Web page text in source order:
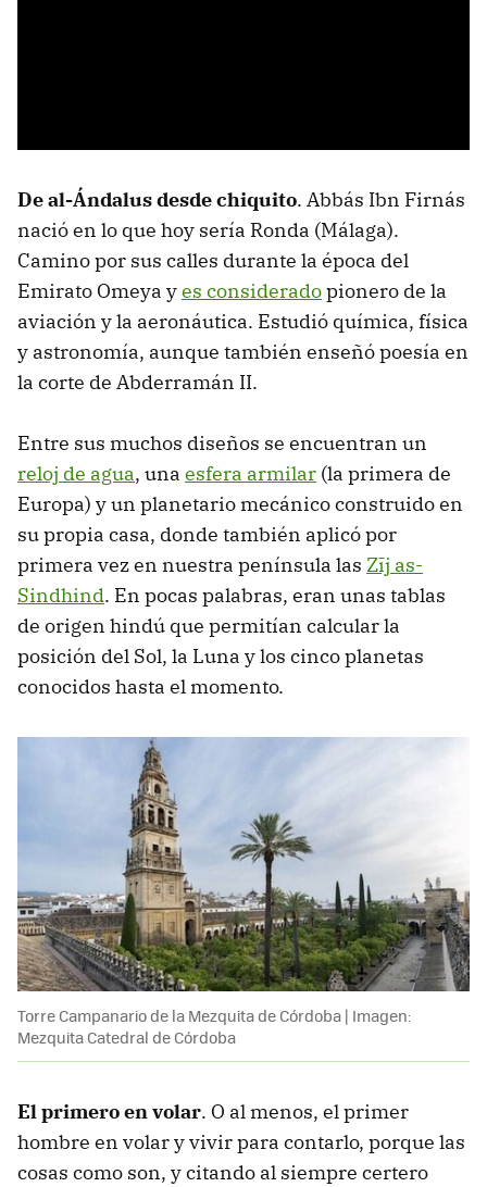
De al-Ándalus desde chiquito. Abbás Ibn Firnás
nació en lo que hoy sería Ronda (Málaga).
Camino por sus calles durante la época del
Emirato Omeya yes consideradopionero de la
aviación y la aeronáutica. Estudió química, física
y astronomía, aunque también enseñó poesía en
la corte de Abderramán II.
Entre sus muchos diseños se encuentran un
reloj de agua, una esfera armilar (la primera de
Europa) y un planetario mecánico construido en
su propia casa, donde también aplicó por
primera vez en nuestra península las Zīj as-
Sindhind. En pocas palabras, eran unas tablas
de origen hindú que permitían calcular la
posición del Sol, la Luna y los cinco planetas
conocidos hasta el momento.
Torre Campanario de la Mezquita de Córdoba | Imagen:
Mezquita Catedral de Córdoba
El primero en volar. O al menos, el primer
hombre en volar y vivir para contarlo, porque las
cosas como son, y citando al siempre certero